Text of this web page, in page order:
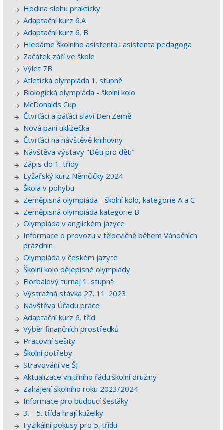
Hodina slohu prakticky
Adaptační kurz 6.A
Adaptační kurz 6. B
Hledáme školního asistenta i asistenta pedagoga
Začátek září ve škole
Výlet 7B
Atletická olympiáda 1. stupně
Biologická olympiáda - školní kolo
McDonalds Cup
Čtvrťáci a páťáci slaví Den Země
Nová paní uklízečka
Čtvrťáci na návštěvě knihovny
Návštěva výstavy "Děti pro děti"
Zápis do 1. třídy
Lyžařský kurz Němčičky 2024
Škola v pohybu
Zeměpisná olympiáda - školní kolo, kategorie A a C
Zeměpisná olympiáda kategorie B
Olympiáda v anglickém jazyce
Informace o provozu v tělocvičně během Vánočních
prázdnin
Olympiáda v českém jazyce
Školní kolo dějepisné olympiády
Florbalový turnaj 1. stupně
Výstražná stávka 27. 11. 2023
Návštěva Úřadu práce
Adaptační kurz 6. tříd
Výběr finančních prostředků
Pracovní sešity
Školní potřeby
Stravování ve ŠJ
Aktualizace vnitřního řádu školní družiny
Zahájení školního roku 2023/2024
Informace pro budoucí šesťáky
3. - 5. třída hrají kuželky
Fyzikální pokusy pro 5. třídu